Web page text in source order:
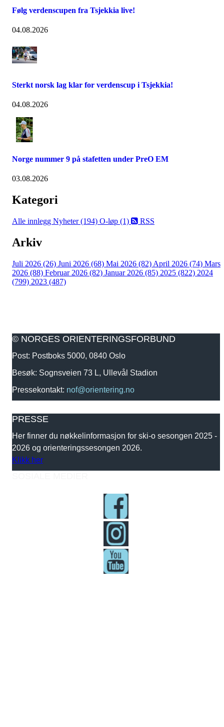
Følg verdenscupen fra Tsjekkia live!
04.08.2026
Sterkt norsk lag klar for verdenscup i Tsjekkia!
04.08.2026
Norge nummer 9 på stafetten under PreO EM
03.08.2026
Kategori
Alle innlegg Nyheter (194) O-løp (1) RSS
Arkiv
Juli 2026 (26) Juni 2026 (68) Mai 2026 (82) April 2026 (74) Mars
2026 (88) Februar 2026 (82) Januar 2026 (85) 2025 (822) 2024
(799) 2023 (487)
© NORGES ORIENTERINGSFORBUND
Post: Postboks 5000, 0840 Oslo
Besøk: Sognsveien 73 L, Ullevål Stadion
Pressekontakt: nof@orientering.no
PRESSE
Her finner du nøkkelinformasjon for ski-o sesongen 2025 -
2026 og orienteringssesongen 2026.
Klikk her